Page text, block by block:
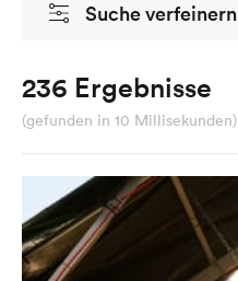
Suche verfeinern
236 Ergebnisse
(gefunden in 10 Millisekunden)
Redaktionsstatut
KI-Richtlinien
Werbung